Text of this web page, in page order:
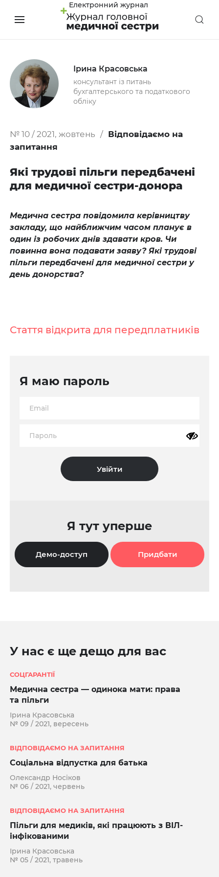
Електронний журнал
Ірина Красовська
консультант із питань
бухгалтерського та податкового
обліку
№ 10 / 2021, жовтень
Відповідаємо на
запитання
Які трудові пільги передбачені
для медичної сестри-донора
Медична сестра повідомила керівництву
закладу, що найближчим часом планує в
один із робочих днів здавати кров. Чи
повинна вона подавати заяву? Які трудові
пільги передбачені для медичної сестри у
день донорства?
Стаття відкрита для передплатників
Я маю пароль
Я тут уперше
Демо-доступ Придбати
У нас є ще дещо для вас
СОЦГАРАНТІЇ
Медична сестра — одинока мати: права
та пільги
Ірина Красовська
№ 09 / 2021, вересень
ВІДПОВІДАЄМО НА ЗАПИТАННЯ
Соціальна відпустка для батька
Олександр Носіков
№ 06 / 2021, червень
ВІДПОВІДАЄМО НА ЗАПИТАННЯ
Пільги для медиків, які працюють з ВІЛ-
інфікованими
Ірина Красовська
№ 05 / 2021, травень